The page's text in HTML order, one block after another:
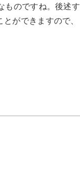
ものですね。後述す
ができますので、